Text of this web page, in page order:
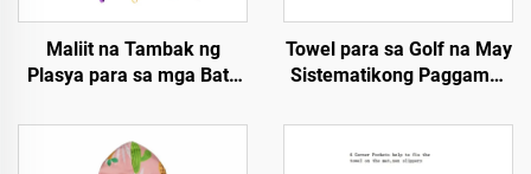
Maliit na Tambak ng
Plasya para sa mga Bata
Towel para sa Golf na May
Sistematikong Paggamot